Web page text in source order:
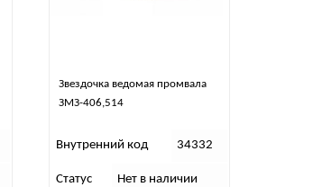
Звездочка ведомая промвала
ЗМЗ-406,514
Внутренний код 34332
Статус Нет в наличии